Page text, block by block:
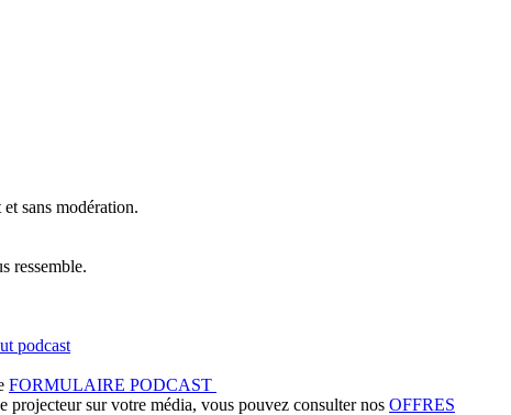
sans modération.
ressemble.
podcast
FORMULAIRE PODCAST
sur votre média, vous pouvez consulter nos OFFRES